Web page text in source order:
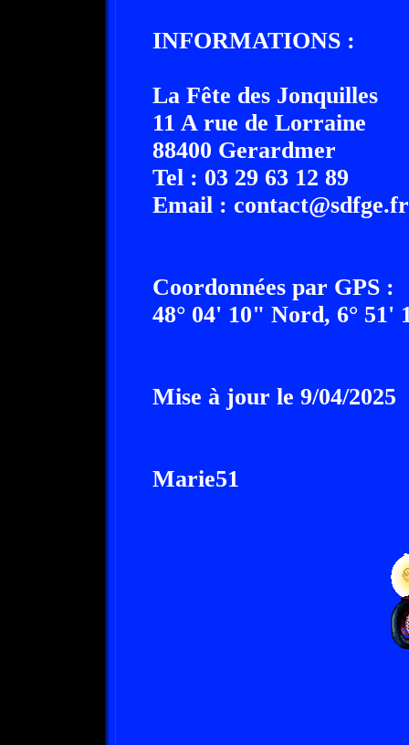
INFORMATIONS :
La Fête des Jonquilles
11 A rue de Lorraine
88400 Gerardmer
Tel : 03 29 63 12 89
Email : contact@sdfge.fr
Coordonnées par GPS :
48° 04' 10" Nord, 6° 51'
Mise à jour le 9/04/2025
Marie51